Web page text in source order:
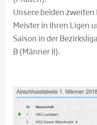
Unsere beiden
Meister in ihren Ligen
Saison in der
B (Männer II).